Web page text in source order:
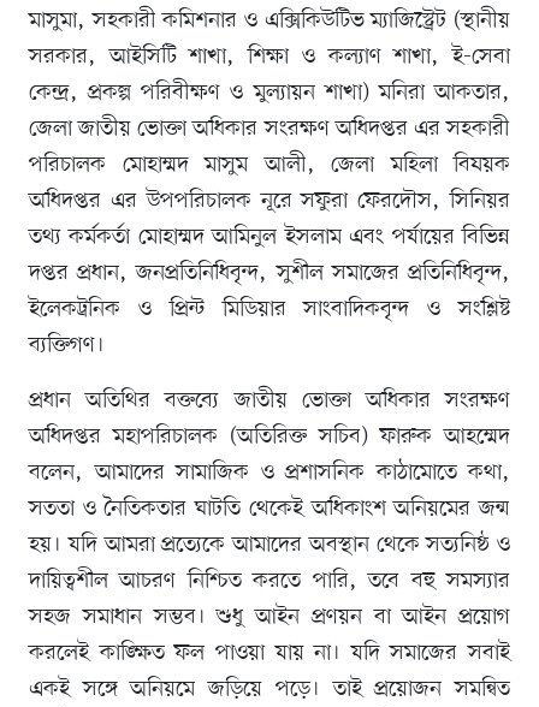
মাসুমা, সহকারী কমিশনার ও এক্সিকিউটিভ ম্যাজিস্ট্রেট (স্থানীয়
সরকার, আইসিটি শাখা, শিক্ষা ও কল্যাণ শাখা, ই-সেবা
কেন্দ্র, প্রকল্প পরিবীক্ষণ ও মুল্যায়ন শাখা) মনিরা আকতার,
জেলা জাতীয় ভোক্তা অধিকার সংরক্ষণ অধিদপ্তর এর সহকারী
পরিচালক মোহাম্মদ মাসুম আলী, জেলা মহিলা বিষয়ক
অধিদপ্তর এর উপপরিচালক নূরে সফুরা ফেরদৌস, সিনিয়র
তথ্য কর্মকর্তা মোহাম্মদ আমিনুল ইসলাম এবং পর্যায়ের বিভিন্ন
দপ্তর প্রধান, জনপ্রতিনিধিবৃন্দ, সুশীল সমাজের প্রতিনিধিবৃন্দ,
ইলেকট্রনিক ও প্রিন্ট মিডিয়ার সাংবাদিকবৃন্দ ও সংশ্লিষ্ট
ব্যক্তিগণ।
প্রধান অতিথির বক্তব্যে জাতীয় ভোক্তা অধিকার সংরক্ষণ
অধিদপ্তর মহাপরিচালক (অতিরিক্ত সচিব) ফারুক আহম্মেদ
বলেন, আমাদের সামাজিক ও প্রশাসনিক কাঠামোতে কথা,
সততা ও নৈতিকতার ঘাটতি থেকেই অধিকাংশ অনিয়মের জন্ম
হয়। যদি আমরা প্রত্যেকে আমাদের অবস্থান থেকে সত্যনিষ্ঠ ও
দায়িত্বশীল আচরণ নিশ্চিত করতে পারি, তবে বহু সমস্যার
সহজ সমাধান সম্ভব। শুধু আইন প্রণয়ন বা আইন প্রয়োগ
করলেই কাঙ্ক্ষিত ফল পাওয়া যায় না। যদি সমাজের সবাই
একই সঙ্গে অনিয়মে জড়িয়ে পড়ে। তাই প্রয়োজন সমন্বিত